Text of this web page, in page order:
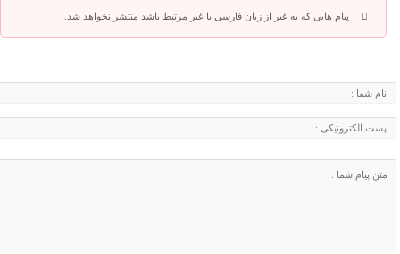
پیام هایی که به غیر از زبان فارسی یا غیر مرتبط باشد منتشر نخواهد شد.